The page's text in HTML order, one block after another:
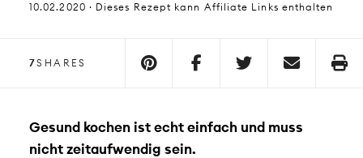
10.02.2020 · Dieses Rezept kann Affiliate Links enthalten
7SHARES
Gesund kochen ist echt einfach und muss
nicht zeitaufwendig sein.